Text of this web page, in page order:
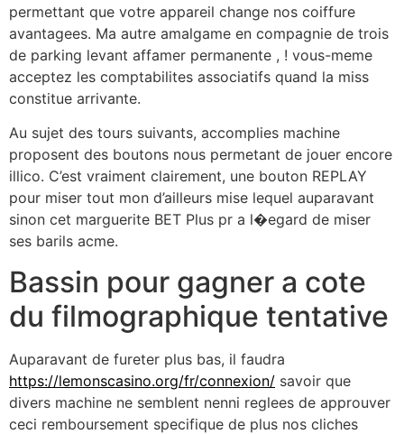
permettant que votre appareil change nos coiffure
avantagees. Ma autre amalgame en compagnie de trois
de parking levant affamer permanente , ! vous-meme
acceptez les comptabilites associatifs quand la miss
constitue arrivante.
Au sujet des tours suivants, accomplies machine
proposent des boutons nous permetant de jouer encore
illico. C’est vraiment clairement, une bouton REPLAY
pour miser tout mon d’ailleurs mise lequel auparavant
sinon cet marguerite BET Plus pr a l�egard de miser
ses barils acme.
Bassin pour gagner a cote
du filmographique tentative
Auparavant de fureter plus bas, il faudra
https://lemonscasino.org/fr/connexion/ savoir que
divers machine ne semblent nenni reglees de approuver
ceci remboursement specifique de plus nos cliches